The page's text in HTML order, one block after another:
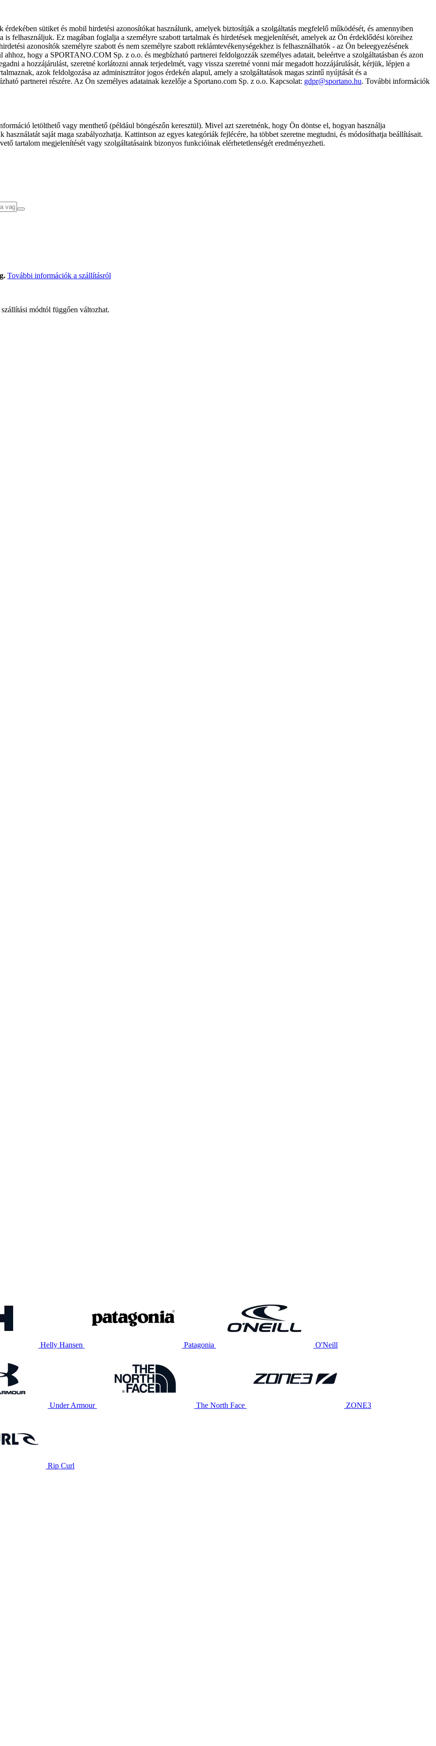
sütiket és mobil hirdetési azonosítókat használunk, amelyek biztosítják a szolgáltatás megfelelő működését, és amennyiben
is felhasználjuk. Ez magában foglalja a személyre szabott tartalmak és hirdetések megjelenítését, amelyek az Ön érdeklődési köreihez
azonosítók személyre szabott és nem személyre szabott reklámtevékenységekhez is felhasználhatók - az Ön beleegyezésének
hogy a SPORTANO.COM Sp. z o.o. és megbízható partnerei feldolgozzák személyes adatait, beleértve a szolgáltatásban és azon
a hozzájárulást, szeretné korlátozni annak terjedelmét, vagy vissza szeretné vonni már megadott hozzájárulását, kérjük, lépjen a
azok feldolgozása az adminisztrátor jogos érdekén alapul, amely a szolgáltatások magas szintű nyújtását és a
partnerei részére. Az Ön személyes adatainak kezelője a Sportano.com Sp. z o.o. Kapcsolat: gdpr@sportano.hu. További információk
letölthető vagy menthető (például böngészőn keresztül). Mivel azt szeretnénk, hogy Ön döntse el, hogyan használja
saját maga szabályozhatja. Kattintson az egyes kategóriák fejlécére, ha többet szeretne megtudni, és módosíthatja beállításait.
tartalom megjelenítését vagy szolgáltatásaink bizonyos funkcióinak elérhetetlenségét eredményezheti.
További információk a szállításról
módtól függően változhat.
Helly Hansen Patagonia O'Neill
Under Armour The North Face ZONE3
Rip Curl